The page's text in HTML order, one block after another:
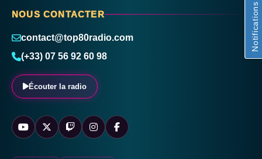
NOUS CONTACTER
contact@top80radio.com
(+33) 07 56 92 60 98
Écouter la radio
Notifications